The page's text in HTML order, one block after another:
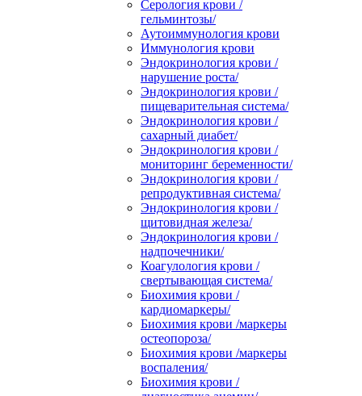
Серология крови /
гельминтозы/
Аутоиммунология крови
Иммунология крови
Эндокринология крови /
нарушение роста/
Эндокринология крови /
пищеварительная система/
Эндокринология крови /
сахарный диабет/
Эндокринология крови /
мониторинг беременности/
Эндокринология крови /
репродуктивная система/
Эндокринология крови /
щитовидная железа/
Эндокринология крови /
надпочечники/
Коагулология крови /
свертывающая система/
Биохимия крови /
кардиомаркеры/
Биохимия крови /маркеры
остеопороза/
Биохимия крови /маркеры
воспаления/
Биохимия крови /